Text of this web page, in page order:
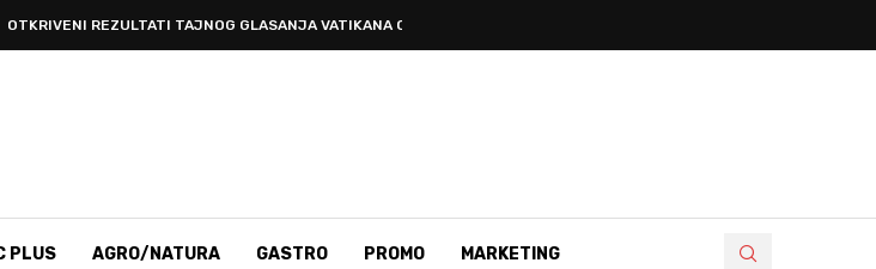
OTKRIVENI REZULTATI TAJNOG GLASANJA VATIKANA O FENOMENU MEĐUGORJA
PLUS AGRO/NATURA GASTRO PROMO MARKETING